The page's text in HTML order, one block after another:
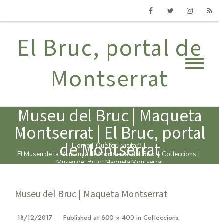
El Bruc, portal de
Montserrat
Museu del Bruc | Maqueta
Montserrat | El Bruc, portal
de Montserrat
Home | Què fer i visitar? |
El Museu de la Muntanya de Montserrat del Bruc | Col·leccions
Museu del Bruc | Maqueta Montserrat
Museu del Bruc | Maqueta Montserrat
Published
18/12/2017 at 600 × 400 in Col·leccions.